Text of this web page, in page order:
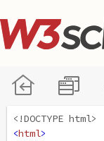
<!DOCTYPE html>
<html>